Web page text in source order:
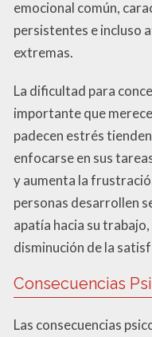
emocional común,
persistentes e incluso
extremas.
La dificultad para
importante que
padecen estrés
enfocarse en sus
y aumenta la
personas desarrollen
apatía hacia su
disminución de la
Consecuencias
Las consecuencias